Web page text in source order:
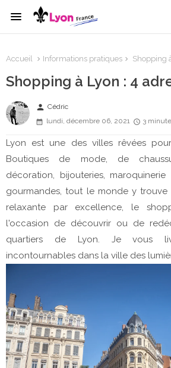
Accueil Informations pratiques Shopping
Shopping à Lyon : 4
person Cédric
lundi, décembre 06, 2021
3
Lyon est une des villes rêvées
Boutiques de mode, de
décoration, bijouteries,
gourmandes, tout le monde y
relaxante par excellence, le
l'occasion de découvrir ou de
quartiers de Lyon. Je vous
incontournables dans la ville des